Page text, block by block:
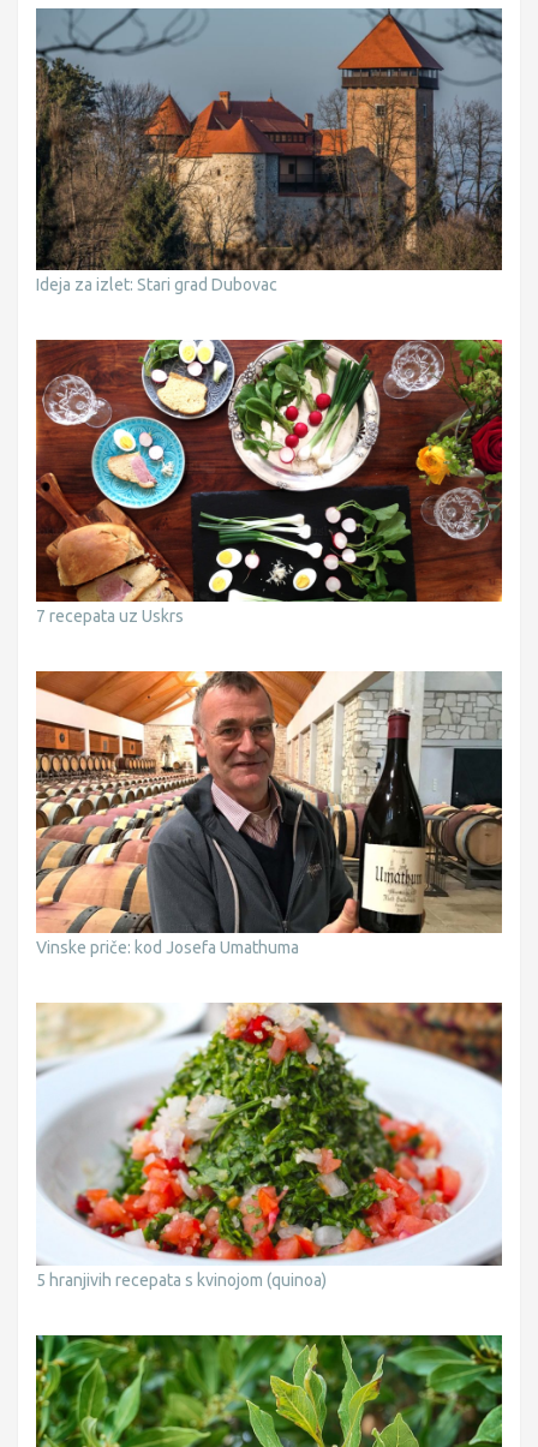
Ideja za izlet: Stari grad Dubovac
7 recepata uz Uskrs
Vinske priče: kod Josefa Umathuma
5 hranjivih recepata s kvinojom (quinoa)